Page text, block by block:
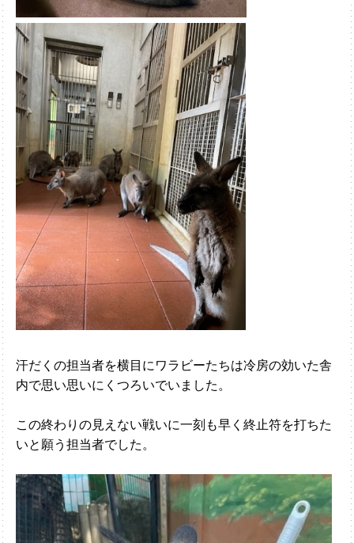
汗だくの担当者を横目にワラビーたちは冷房の効いた舎
内で思い思いにくつろいでいました。
この終わりの見えない戦いに一刻も早く終止符を打ちた
いと願う担当者でした。